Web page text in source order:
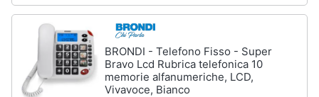
BRONDI - Telefono Fisso - Super
Bravo Lcd Rubrica telefonica 10
memorie alfanumeriche, LCD,
Vivavoce, Bianco